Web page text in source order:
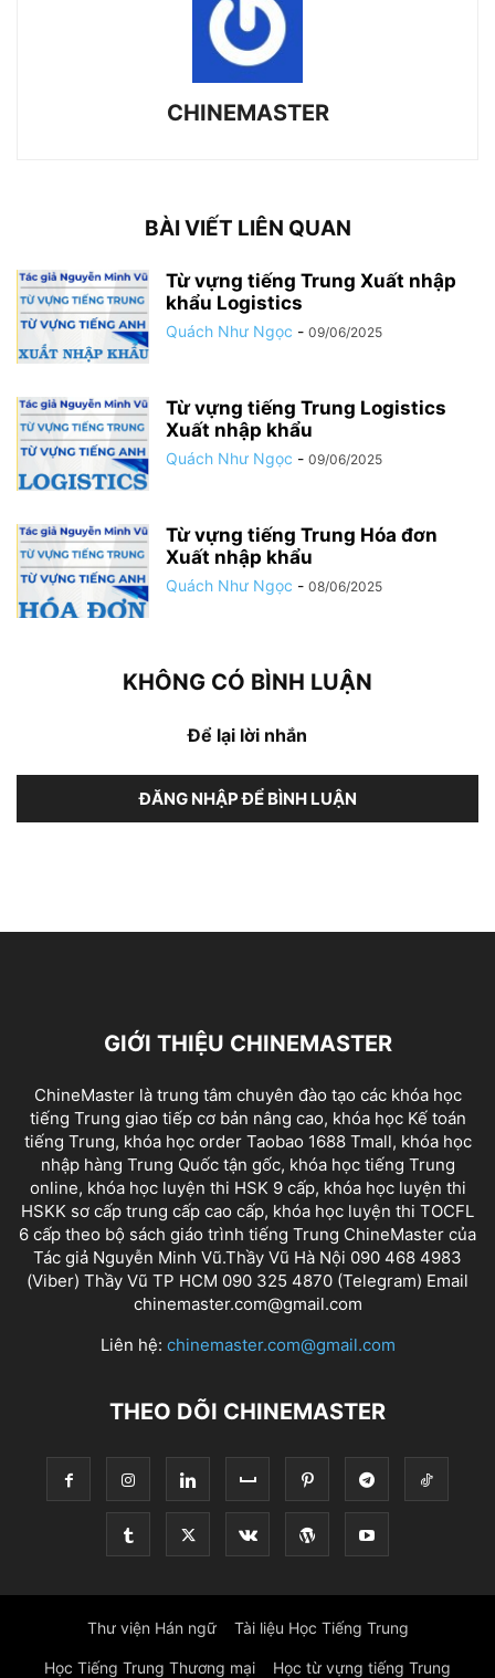
CHINEMASTER
BÀI VIẾT LIÊN QUAN
Từ vựng tiếng Trung Xuất nhập
khẩu Logistics
Quách Như Ngọc - 09/06/2025
Từ vựng tiếng Trung Logistics
Xuất nhập khẩu
Quách Như Ngọc - 09/06/2025
Từ vựng tiếng Trung Hóa đơn
Xuất nhập khẩu
Quách Như Ngọc - 08/06/2025
KHÔNG CÓ BÌNH LUẬN
Để lại lời nhắn
ĐĂNG NHẬP ĐỂ BÌNH LUẬN
GIỚI THIỆU CHINEMASTER
ChineMaster là trung tâm chuyên đào tạo các khóa học
tiếng Trung giao tiếp cơ bản nâng cao, khóa học Kế toán
tiếng Trung, khóa học order Taobao 1688 Tmall, khóa học
nhập hàng Trung Quốc tận gốc, khóa học tiếng Trung
online, khóa học luyện thi HSK 9 cấp, khóa học luyện thi
HSKK sơ cấp trung cấp cao cấp, khóa học luyện thi TOCFL
6 cấp theo bộ sách giáo trình tiếng Trung ChineMaster của
Tác giả Nguyễn Minh Vũ.Thầy Vũ Hà Nội 090 468 4983
(Viber) Thầy Vũ TP HCM 090 325 4870 (Telegram) Email
chinemaster.com@gmail.com
Liên hệ: chinemaster.com@gmail.com
THEO DÕI CHINEMASTER
Thư viện Hán ngữ Tài liệu Học Tiếng Trung
Học Tiếng Trung Thương mại Học từ vựng tiếng Trung